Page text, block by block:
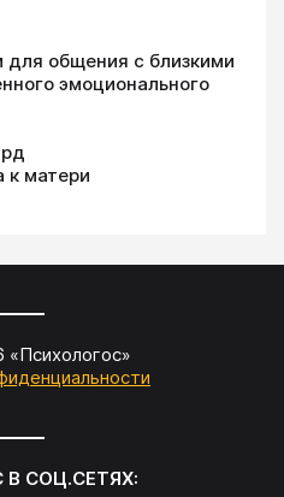
для общения с близкими
эмоционального
к матери
«Психологос»
СОЦ.СЕТЯХ: